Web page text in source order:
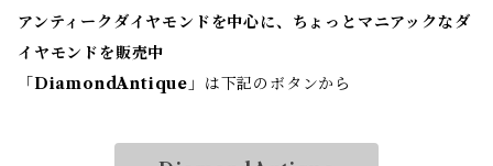
アンティークダイヤモンドを中心に、ちょっとマニアックなダ
イヤモンドを販売中
「 DiamondAntique 」は下記のボタンから